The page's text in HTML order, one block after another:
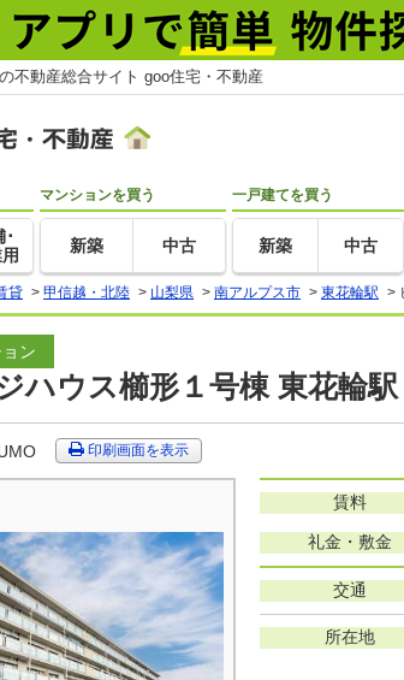
不動産総合サイト goo住宅・不動産
･
マンションを買う
新築 中古
一戸建てを買う
新築 中古
貸 > 甲信越・北陸 > 山梨県 > 南アルプス市 > 東花輪駅 >
ン
ハウス櫛形１号棟 東花輪
印刷画面を表示
賃料
礼金・敷金
交通
所在地